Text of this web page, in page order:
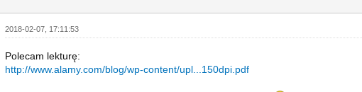
2018-02-07, 17:11:53
Polecam lekturę:
http://www.alamy.com/blog/wp-content/upl...150dpi.pdf